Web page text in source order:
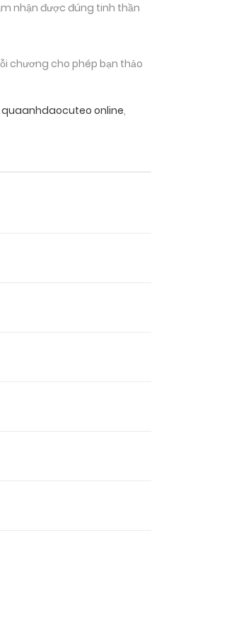
nhận được đúng tinh thần
chương cho phép bạn thảo
quaanhdaocuteo online,